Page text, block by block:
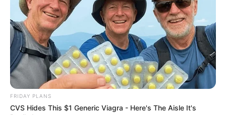
FRIDAY PLANS
CVS Hides This $1 Generic Viagra - Here's The Aisle It's